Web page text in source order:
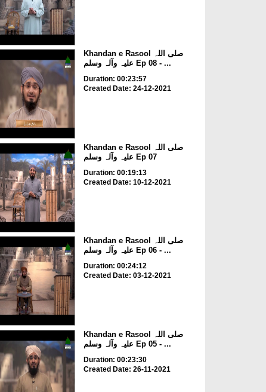
Khandan e Rasool صلی اللہ
علیہ وآلہ وسلم Ep 08 - ...
Duration: 00:23:57
Created Date: 24-12-2021
Khandan e Rasool صلی اللہ
علیہ وآلہ وسلم Ep 07
Duration: 00:19:13
Created Date: 10-12-2021
Khandan e Rasool صلی اللہ
علیہ وآلہ وسلم Ep 06 - ...
Duration: 00:24:12
Created Date: 03-12-2021
Khandan e Rasool صلی اللہ
علیہ وآلہ وسلم Ep 05 - ...
Duration: 00:23:30
Created Date: 26-11-2021